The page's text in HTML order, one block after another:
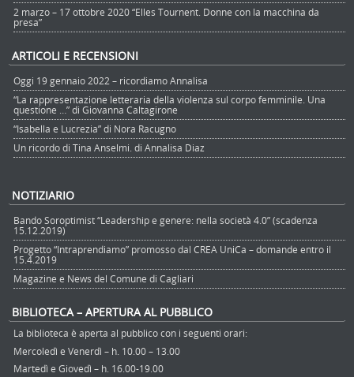
2 marzo – 17 ottobre 2020 “Elles Tournent. Donne con la macchina da
presa”
ARTICOLI E RECENSIONI
Oggi 19 gennaio 2022 – ricordiamo Annalisa
“La rappresentazione letteraria della violenza sul corpo femminile. Una
questione …” di Giovanna Caltagirone
“Isabella e Lucrezia” di Nora Racugno
Un ricordo di Tina Anselmi. di Annalisa Diaz
NOTIZIARIO
Bando Soroptimist “Leadership e genere: nella società 4.0” (scadenza
15.12.2019)
Progetto “Intraprendiamo” promosso dal CREA UniCa – domande entro il
15.4.2019
Magazine e News del Comune di Cagliari
BIBLIOTECA – APERTURA AL PUBBLICO
La biblioteca è aperta al pubblico con i seguenti orari:
Mercoledì e Venerdì – h. 10.00 – 13.00
Martedì e Giovedì – h. 16.00-19.00